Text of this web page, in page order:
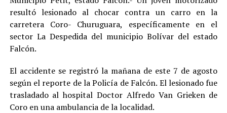
resultó lesionado al chocar contra un carro en la
carretera Coro- Churuguara, específicamente en el
sector La Despedida del municipio Bolívar del estado
Falcón.
El accidente se registró la mañana de este 7 de agosto
según el reporte de la Policía de Falcón. El lesionado fue
trasladado al hospital Doctor Alfredo Van Grieken de
Coro en una ambulancia de la localidad.